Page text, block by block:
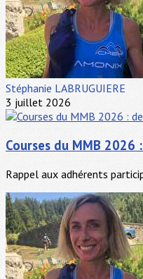
Stéphanie LABRUGUIERE
3 juillet 2026
Courses du MMB 2026
Rappel aux adhérents